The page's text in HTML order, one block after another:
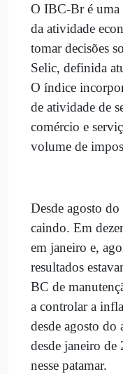
O IBC-Br é uma
da atividade
tomar decisões
Selic, definida
O índice
de atividade de
comércio e
volume de
Desde agosto
caindo. Em
em janeiro e,
resultados
BC de
a controlar a
desde agosto do
desde janeiro de
nesse patamar.